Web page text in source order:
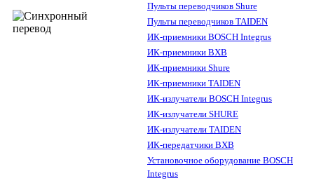
Пульты переводчиков Shure
Пульты переводчиков TAIDEN
ИК-приемники BOSCH Integrus
ИК-приемники BXB
ИК-приемники Shure
ИК-приемники TAIDEN
ИК-излучатели BOSCH Integrus
ИК-излучатели SHURE
ИК-излучатели TAIDEN
ИК-передатчики BXB
Установочное оборудование BOSCH
Integrus